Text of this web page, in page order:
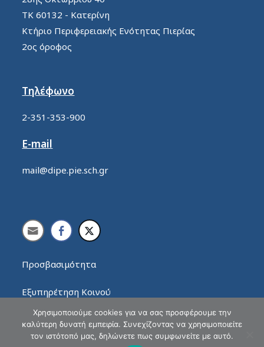
ΤΚ 60132 - Κατερίνη
Κτήριο Περιφερειακής Ενότητας Πιερίας
2ος όροφος
Τηλέφωνο
2-351-353-900
E-mail
mail@dipe.pie.sch.gr
Προσβασιμότητα
Εξυπηρέτηση Κοινού
Χρησιμοποιούμε cookies για να σας προσφέρουμε την
καλύτερη δυνατή εμπειρία. Συνεχίζοντας να χρησιμοποιείτε
τον ιστότοπό μας, δηλώνετε πως συμφωνείτε με αυτό.